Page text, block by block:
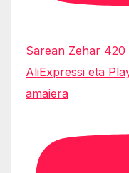
Sarean Zehar
AliExpressi eta
amaiera